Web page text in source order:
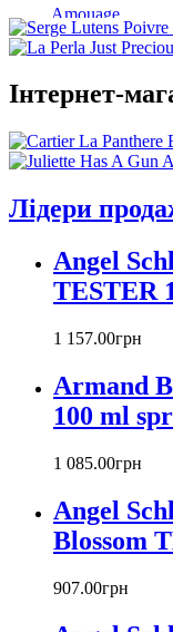
Amouage
Angel Schlesser
Annayake
Annick Goutal
Antonio
Aramis
Atelier Cologne
Badgley Mischka
Baldinini
Banana Republic
Barex
Beyonce
Bill Blass
Biotherm
Blumarine
Bottega Veneta
Boucheron
Bourjois
Britney Spears
Bruno Banani
Burberry
Інтернет-
Лідери
Angel
TESTER
1 157.00грн
Armand
100 ml
1 085.00грн
Angel
Blossom
907.00грн